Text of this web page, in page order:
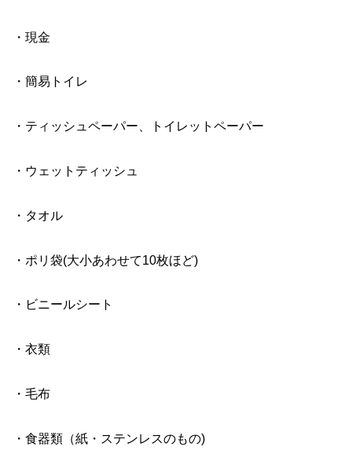
・現金
・簡易トイレ
・ティッシュペーパー、トイレットペーパー
・ウェットティッシュ
・タオル
・ポリ袋(大小あわせて10枚ほど)
・ビニールシート
・衣類
・毛布
・食器類（紙・ステンレスのもの)